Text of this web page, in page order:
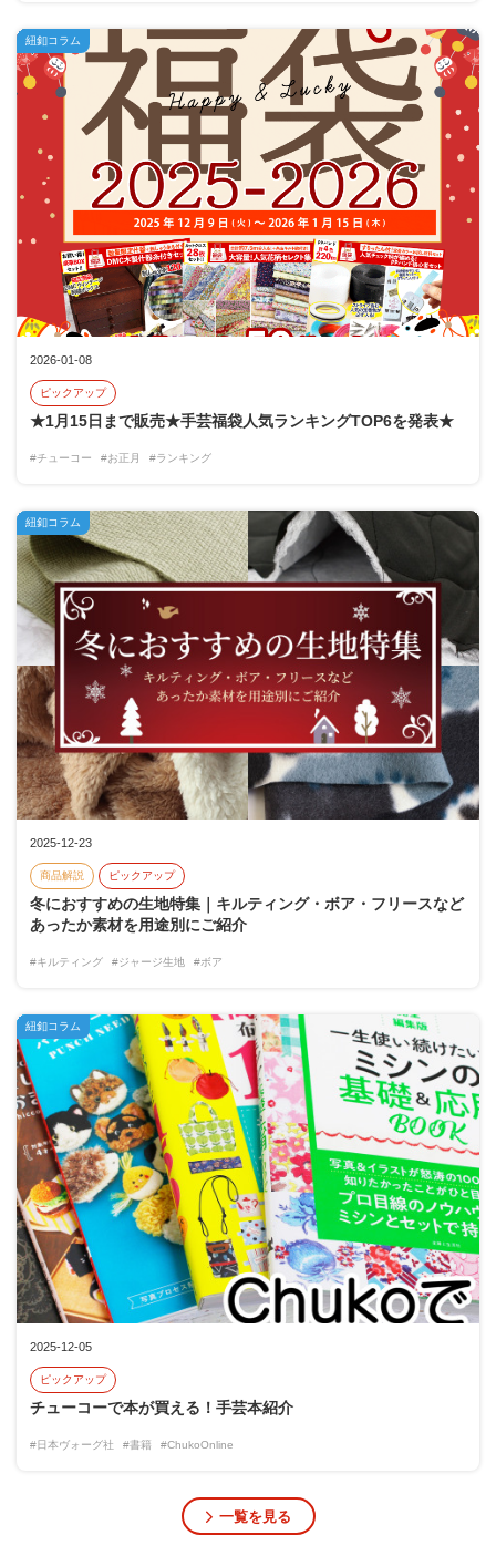
2026-01-08
ピックアップ
★1月15日まで販売★手芸福袋人気ランキングTOP6を発表★
#チューコー #お正月 #ランキング
紐釦コラム
2025-12-23
商品解説 ピックアップ
冬におすすめの生地特集｜キルティング・ボア・フリースなど
あったか素材を用途別にご紹介
#キルティング #ジャージ生地 #ボア
紐釦コラム
2025-12-05
ピックアップ
チューコーで本が買える！手芸本紹介
#日本ヴォーグ社 #書籍 #ChukoOnline
紐釦コラム
一覧を見る